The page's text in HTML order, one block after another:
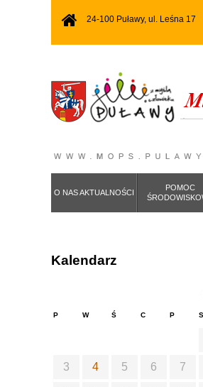
24-100 Puławy, ul. Leśna 17
O NAS AKTUALNOŚCI
POMOC
Kalendarz
P W Ś C P S
3 4 5 6 7